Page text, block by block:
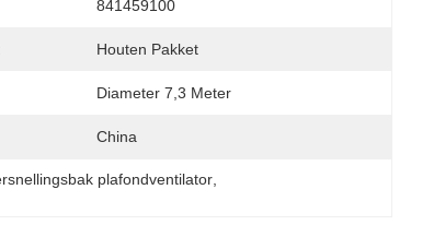
841459100
Houten Pakket
Diameter 7,3 Meter
China
plafondventilator